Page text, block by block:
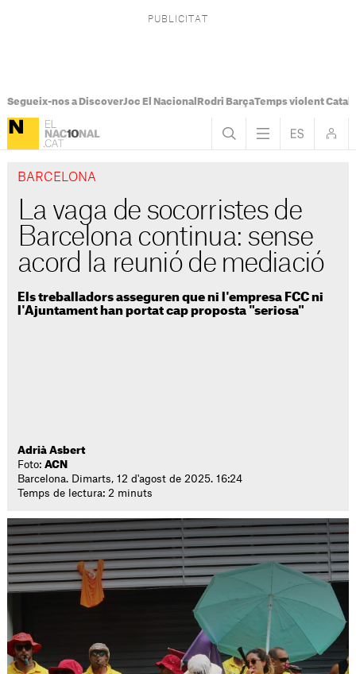
Segueix-nos a DiscoverJoc El Nacional Rodri BarçaTemps violent
BARCELONA
La vaga de socorristes de
Barcelona continua: sense
acord la reunió de mediació
Els treballadors asseguren que ni l'empresa FCC ni
l'Ajuntament han portat cap proposta "seriosa"
Adrià Asbert
Foto:ACN
Barcelona. Dimarts, 12 d'agost de 2025. 16:24
Temps de lectura: 2 minuts